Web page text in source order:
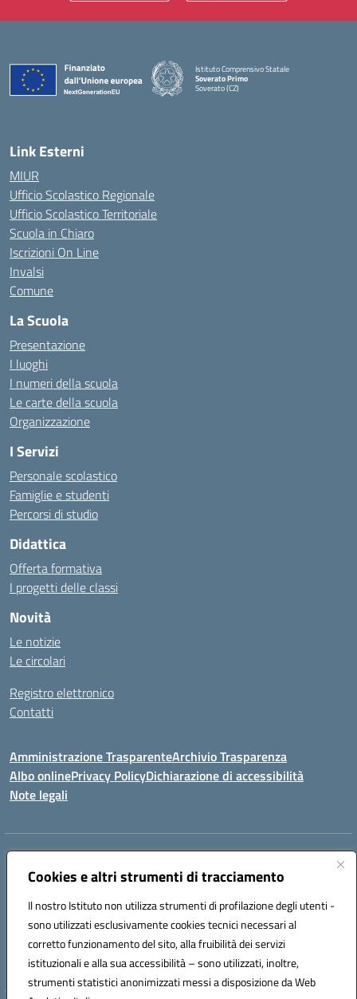
Cookies e altri strumenti di tracciamento
Il nostro Istituto non utilizza strumenti di profilazione degli utenti -
sono utilizzati esclusivamente cookies tecnici necessari al
corretto funzionamento del sito, alla fruibilità dei servizi
istituzionali e alla sua accessibilità – sono utilizzati, inoltre,
strumenti statistici anonimizzati messi a disposizione da Web
Istituto Comprensivo Statale
Soverato Primo
Soverato (CZ)
Link Esterni
MIUR
Ufficio Scolastico Regionale
Ufficio Scolastico Territoriale
Scuola in Chiaro
Iscrizioni On Line
Invalsi
Comune
La Scuola
Presentazione
I luoghi
I numeri della scuola
Le carte della scuola
Organizzazione
I Servizi
Personale scolastico
Famiglie e studenti
Percorsi di studio
Didattica
Offerta formativa
I progetti delle classi
Novità
Le notizie
Le circolari
Registro elettronico
Contatti
Amministrazione TrasparenteArchivio Trasparenza
Albo onlinePrivacy PolicyDichiarazione di accessibilità
Note legali
Indirizzo:
Centralino:096721161 Email:czic869004@istruzione.it
Codice fiscale: 84000710792
Codice meccanografico:
CZIC869004
Codice unico di fatturazione (CUF): UFKGA0